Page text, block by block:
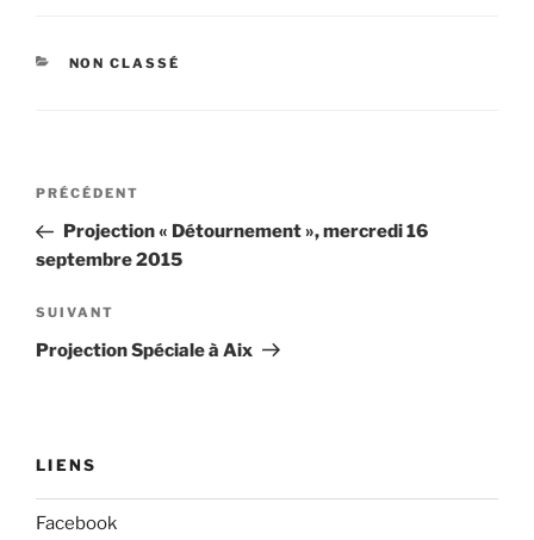
CATÉGORIES
NON CLASSÉ
Navigation
l’article
Article
précédent
PRÉCÉDENT
Projection « Détournement », mercredi 16
septembre 2015
Article
suivant
SUIVANT
Projection Spéciale à Aix
LIENS
Facebook